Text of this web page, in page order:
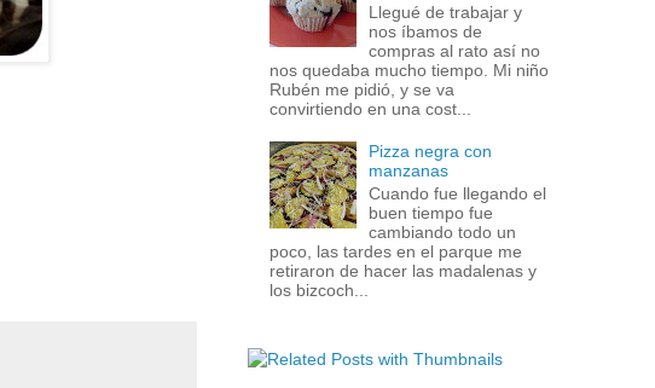
Llegué de trabajar y
nos íbamos de
compras al rato así no
nos quedaba mucho tiempo. Mi niño
Rubén me pidió, y se va
convirtiendo en una cost...
Pizza negra con
manzanas
Cuando fue llegando el
buen tiempo fue
cambiando todo un
poco, las tardes en el parque me
retiraron de hacer las madalenas y
los bizcoch...